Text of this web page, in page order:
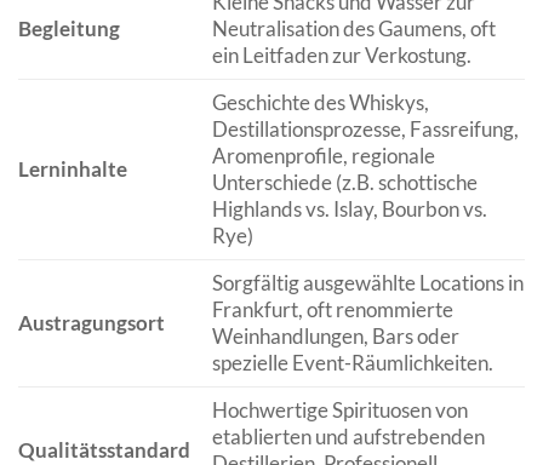
Begleitung
Neutralisation des Gaumens, oft
ein Leitfaden zur Verkostung.
Lerninhalte
Geschichte des Whiskys,
Destillationsprozesse, Fassreifung,
Aromenprofile, regionale
Unterschiede (z.B. schottische
Highlands vs. Islay, Bourbon vs.
Rye)
Austragungsort
Sorgfältig ausgewählte Locations in
Frankfurt, oft renommierte
Weinhandlungen, Bars oder
spezielle Event-Räumlichkeiten.
Qualitätsstandard
Hochwertige Spirituosen von
etablierten und aufstrebenden